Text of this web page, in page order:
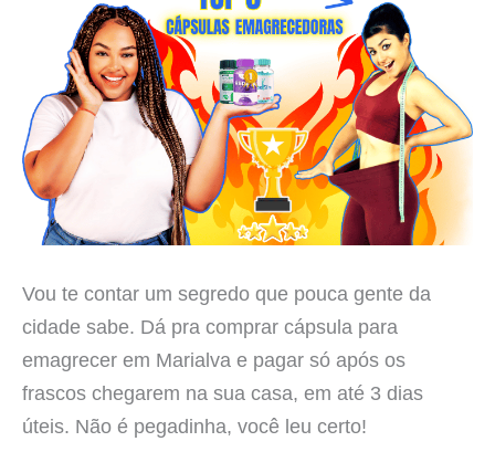
Vou te contar um segredo que pouca gente da
cidade sabe. Dá pra comprar cápsula para
emagrecer em Marialva e pagar só após os
frascos chegarem na sua casa, em até 3 dias
úteis. Não é pegadinha, você leu certo!